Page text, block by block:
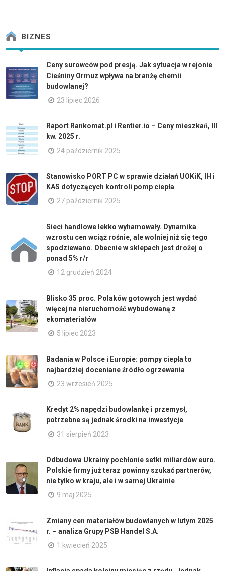
BIZNES
Ceny surowców pod presją. Jak sytuacja w rejonie
Cieśniny Ormuz wpływa na branżę chemii
budowlanej?
23 lipiec 2026
Raport Rankomat.pl i Rentier.io – Ceny mieszkań, III
kw. 2025 r.
24 październik 2025
Stanowisko PORT PC w sprawie działań UOKiK, IH i
KAS dotyczących kontroli pomp ciepła
27 październik 2025
Sieci handlowe lekko wyhamowały. Dynamika
wzrostu cen wciąż rośnie, ale wolniej niż się tego
spodziewano. Obecnie w sklepach jest drożej o
ponad 5% r/r
12 grudzień 2024
Blisko 35 proc. Polaków gotowych jest wydać
więcej na nieruchomość wybudowaną z
ekomateriałów
5 lipiec 2023
Badania w Polsce i Europie: pompy ciepła to
najbardziej doceniane źródło ogrzewania
23 wrzesień 2025
Kredyt 2% napędzi budowlankę i przemysł,
potrzebne są jednak środki na inwestycje
31 sierpień 2023
Odbudowa Ukrainy pochłonie setki miliardów euro.
Polskie firmy już teraz powinny szukać partnerów,
nie tylko w kraju, ale i w samej Ukrainie
9 maj 2025
Zmiany cen materiałów budowlanych w lutym 2025
r. – analiza Grupy PSB Handel S.A.
1 kwiecień 2025